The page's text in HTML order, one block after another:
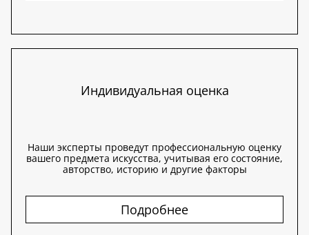
Индивидуальная оценка
Наши эксперты проведут профессиональную оценку
вашего предмета искусства, учитывая его состояние,
авторство, историю и другие факторы
Подробнее